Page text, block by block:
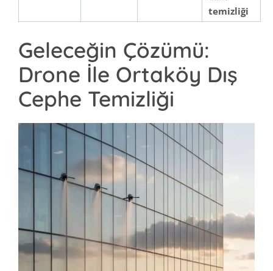
temizliği
Geleceğin Çözümü:
Drone İle Ortaköy Dış
Cephe Temizliği